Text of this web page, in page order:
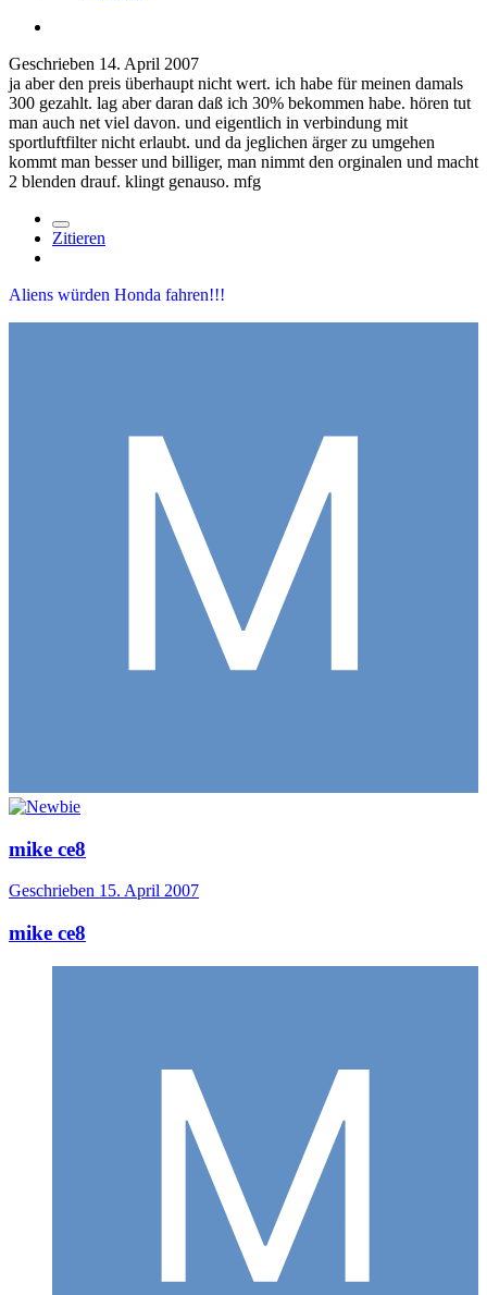
Geschrieben 14. April 2007
ja aber den preis überhaupt nicht wert. ich habe für meinen damals
300 gezahlt. lag aber daran daß ich 30% bekommen habe. hören tut
man auch net viel davon. und eigentlich in verbindung mit
sportluftfilter nicht erlaubt. und da jeglichen ärger zu umgehen
kommt man besser und billiger, man nimmt den orginalen und macht
2 blenden drauf. klingt genauso. mfg
Zitieren
Aliens würden Honda fahren!!!
mike ce8
Geschrieben 15. April 2007
mike ce8